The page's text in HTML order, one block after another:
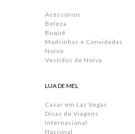
Acessórios
Beleza
Buquê
Madrinhas e Convidadas
Noivo
Vestidos de Noiva
LUA DE MEL
Casar em Las Vegas
Dicas de Viagens
Internacional
Nacional